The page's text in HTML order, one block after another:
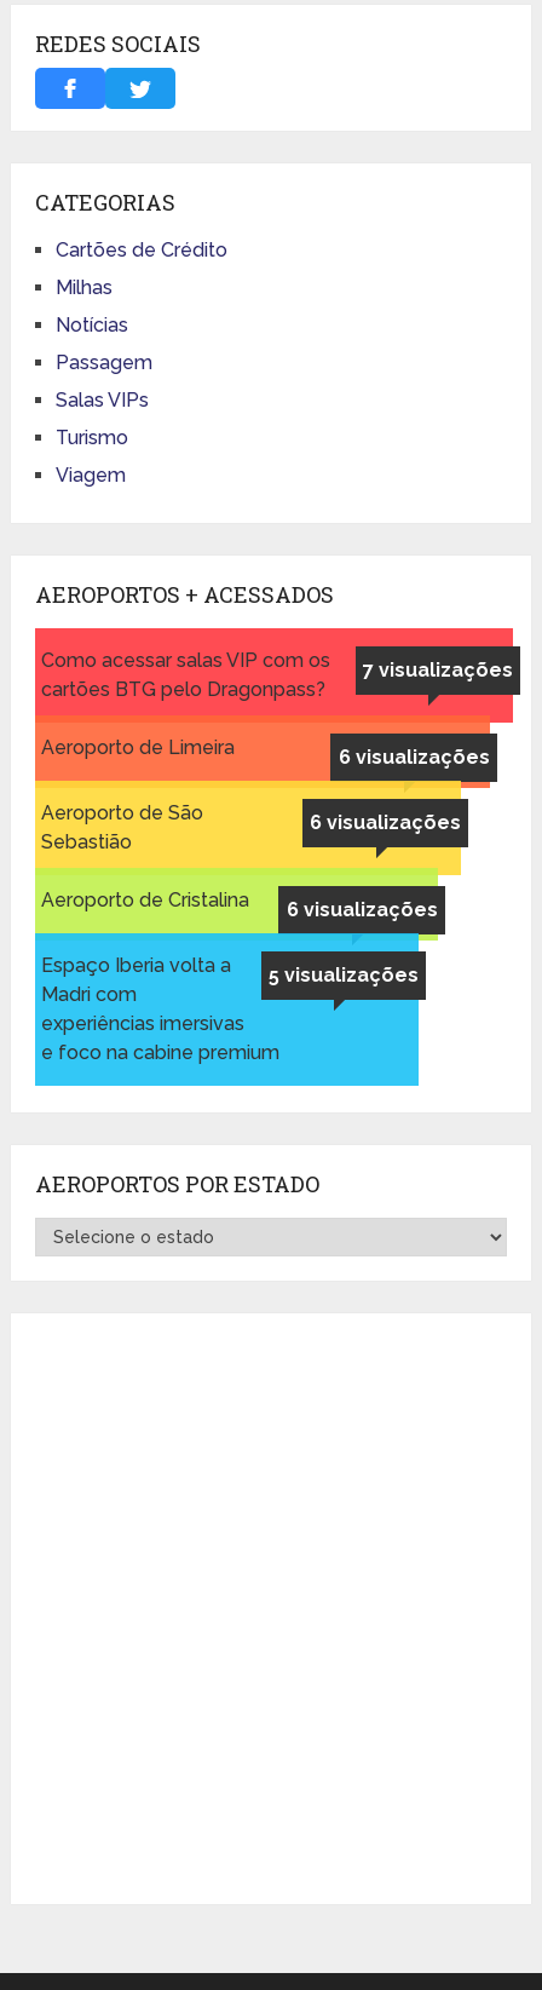
REDES SOCIAIS
CATEGORIAS
Cartões de Crédito
Milhas
Notícias
Passagem
Salas VIPs
Turismo
Viagem
AEROPORTOS + ACESSADOS
7 visualizações
Como acessar salas VIP com os
cartões BTG pelo Dragonpass?
6 visualizações
Aeroporto de Limeira
6 visualizações
Aeroporto de São
Sebastião
6 visualizações
Aeroporto de Cristalina
5 visualizações
Espaço Iberia volta a
Madri com
experiências imersivas
e foco na cabine premium
AEROPORTOS POR ESTADO
Aeroportos
por